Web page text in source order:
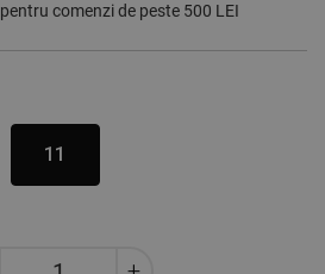
pentru comenzi de peste 500 LEI
11